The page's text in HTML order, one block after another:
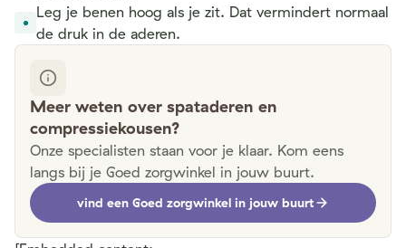
Leg je benen hoog als je zit. Dat vermindert normaal
de druk in de aderen.
Meer weten over spataderen en
compressiekousen?
Onze specialisten staan voor je klaar. Kom eens
langs bij je Goed zorgwinkel in jouw buurt.
vind een Goed zorgwinkel in jouw buurt